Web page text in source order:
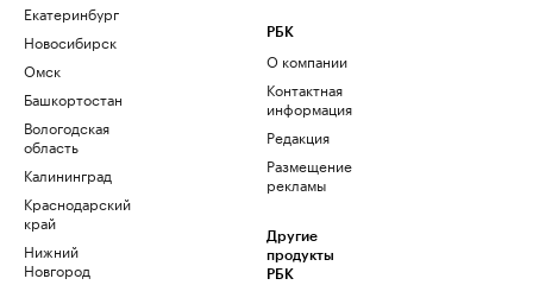
Екатеринбург
Новосибирск
Омск
Башкортостан
Вологодская
область
Калининград
Краснодарский
край
Нижний
Новгород
РБК
О компании
Контактная
информация
Редакция
Размещение
рекламы
Другие
продукты
РБК